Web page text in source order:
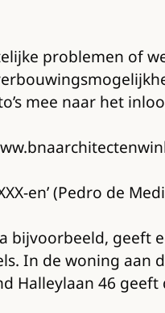
problemen of
mee naar het
en’ (Pedro de
bijvoorbeeld, geeft
In de woning aan
Halleylaan 46